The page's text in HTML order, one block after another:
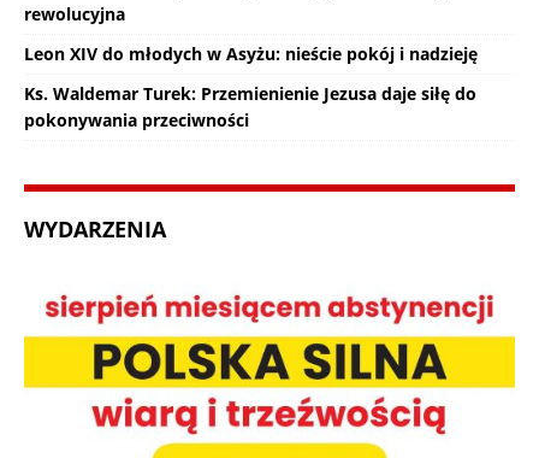
rewolucyjna
Leon XIV do młodych w Asyżu: nieście pokój i nadzieję
Ks. Waldemar Turek: Przemienienie Jezusa daje siłę do
pokonywania przeciwności
WYDARZENIA